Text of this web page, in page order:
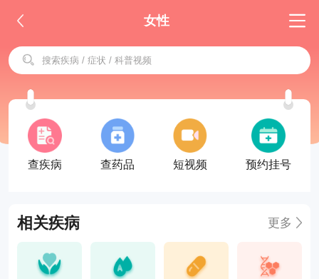
女性
查疾病 查药品 短视频 预约挂号
相关疾病 更多